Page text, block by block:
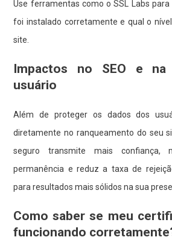
Use ferramentas como o SSL Labs
foi instalado corretamente e qual o
site.
Impactos no SEO e na
usuário
Além de proteger os dados dos
diretamente no ranqueamento do seu
seguro transmite mais
permanência e reduz a taxa de
para resultados mais sólidos na sua
Como saber se meu
funcionando